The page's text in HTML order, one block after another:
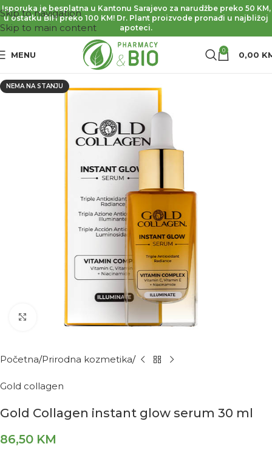
Skip to navigation
Skip to main content
Isporuka je besplatna u Kantonu Sarajevo za narudžbe preko 50 KM,
u ostatku BiH preko 100 KM! Dr. Plant proizvode pronađi u najbližoj
apoteci.
MENU 0 0,00
NEMA NA STANJU
Početna Prirodna kozmetika
Gold collagen
Gold Collagen instant glow serum 30 ml
86,50 KM